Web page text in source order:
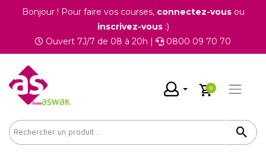
Bonjour ! Pour faire vos courses, connectez-vousou
inscrivez-vous:)
Ouvert 7J/7 de 08 à 20h |
0800 09 70 70
0